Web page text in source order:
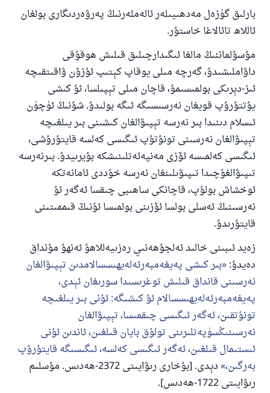
بارلىق گۈزەل مەدھىيىلەر ئالەملەرنىڭ پەرۋەردىگارى بولغان
ئاللاھ تائالاغا خاستۇر.
مۇسۇلماننىڭ مالغا ئىگىدارچىلىق قىلىش ھوقۇقى
داۋاملىشىدۇ، گەرچە مىلى يوقاپ كېتىپ ئۇزۇن ۋاقىتقىچە
ئىز-دېرىكى بولمىسىمۇ، قاچان مىلى تېپىلسا، ئۇ كىشى
يۇتتۇرۇپ قويغان نەرسىسىگە ئىگە بولىدۇ. شۇنىڭ ئۈچۈن
ئىسلام دىنىدا بىر نەرسە تېپىۋالغان كىشىنى بىر يىلغىچە
تېپىۋالغان نەرسىنى تونۇتۇپ ئىگىسى كەلسە قايتۇرۇشى،
ئىگىسى كەلمىسە ئۆزى مەنپەئەتلىنىشكە بۇيرىيدۇ. بىرنەرسە
تىپىۋالغۇچىدا تىپىۋىلىنغان نەرسە خۇددى ئامانەتكە
ئوخشاش بولۇپ، قاچانكى ساھىبى چىقسا ئەگەر ئۇ
نەرسىنىڭ ئەسلى بولسا ئۆزىنى بولمىسا ئۇنىڭ قىممىتىنى
قايتۇرىدۇ.
زەيد ئىبىنى خالىد ئەلجۇھەنىي رەزىيەللاھۇ ئەنھۇ مۇنداق
دەيدۇ: بىر كىشى پەيغەمبەرئەلەيھىسسالامدىن تېپىۋالغان
نەرسىنى قانداق قىلىش توغرىسىدا سورىغان ئېدى،
پەيغەمبەرئەلەيھىسسالام ئۇ كىشىگە: ئۇنى بىر يىلغىچە
تونۇتقىن، ئەگەر ئىگىسى چىقمىسا، تېپىۋالغان
نەرسىنىڭسۈپەتلىرىنى تولۇق بايان قىلغىن، ئاندىن ئۇنى
ئىستىمال قىلغىن، ئەگەر ئىگىسى كەلسە، ئىگىسىگە قايتۇرۇپ
بەرگىن،
دېدى. [بۇخارى رىۋايىتى 2372-ھەدىس. مۇسلىم
رىۋايىتى 1722-ھەدىس].